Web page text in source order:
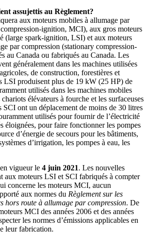
assujettis au Règlement?
aux moteurs mobiles à allumage par
ignition, MCI), aux gros moteurs
(large spark-ignition, LSI) et aux moteurs
par compression (stationary compression-
au Canada ou fabriqués au Canada. Les
généralement dans les machines utilisées
de construction, forestières et
LSI produisent plus de 19 kW (25 HP) de
utilisés dans les machines mobiles
élévateurs à fourche et les surfaceuses
SCI ont un déplacement de moins de 30 litres
utilisés pour fournir de l’électricité
éloignées, pour faire fonctionner les pompes
d’énergie de secours pour les bâtiments,
d’irrigation, les pompes à eau, les
vigueur le 4 juin 2021. Les nouvelles
aux moteurs LSI et SCI fabriqués à compter
concerne les moteurs MCI, aucun
aux normes du Règlement sur les
hors route à allumage par compression. De
MCI des années 2006 et des années
les normes d’émissions applicables en
leur fabrication.